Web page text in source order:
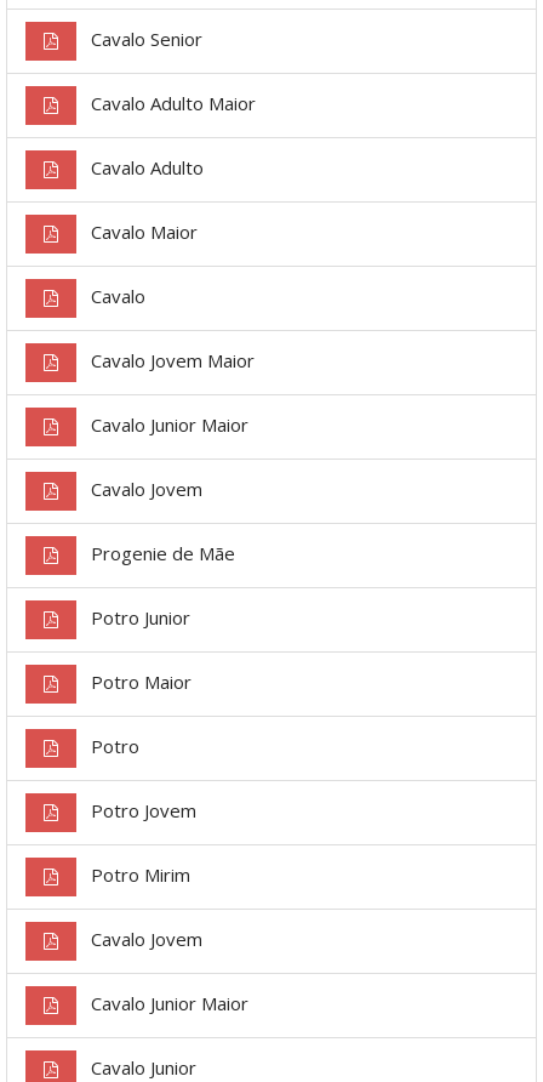
Cavalo Senior
Cavalo Adulto Maior
Cavalo Adulto
Cavalo Maior
Cavalo
Cavalo Jovem Maior
Cavalo Junior Maior
Cavalo Jovem
Progenie de Mãe
Potro Junior
Potro Maior
Potro
Potro Jovem
Potro Mirim
Cavalo Jovem
Cavalo Junior Maior
Cavalo Junior